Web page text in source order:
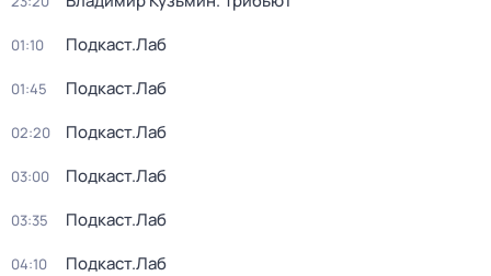
01:10 Подкаст.Лаб
01:45 Подкаст.Лаб
02:20 Подкаст.Лаб
03:00 Подкаст.Лаб
03:35 Подкаст.Лаб
04:10 Подкаст.Лаб